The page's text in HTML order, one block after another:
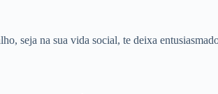
seja na sua vida social, te deixa